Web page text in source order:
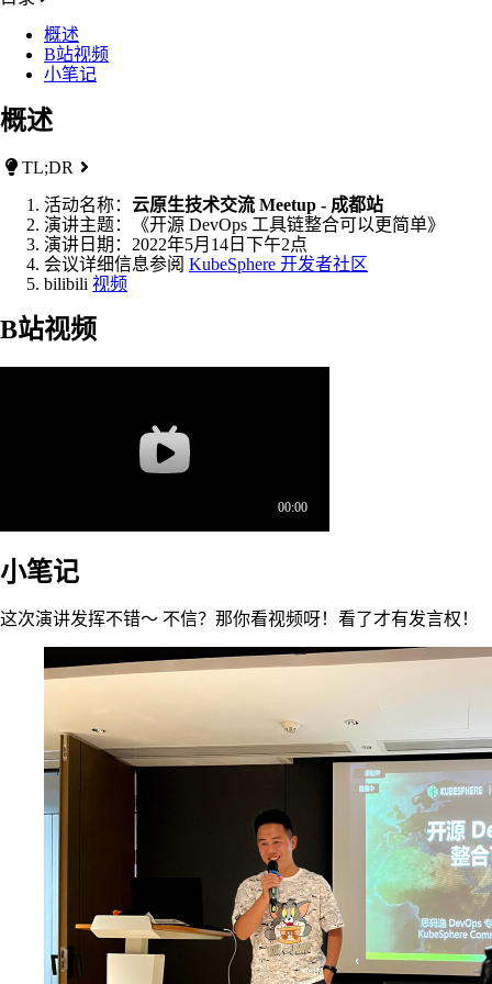
概述
B站视频
小笔记
概述
TL;DR
活动名称： 云原生技术交流 Meetup - 成都站
演讲主题：《开源 DevOps 工具链整合可以更简单》
演讲日期：2022年5月14日下午2点
会议详细信息参阅 KubeSphere 开发者社区
bilibili 视频
B站视频
小笔记
这次演讲发挥不错～ 不信？那你看视频呀！看了才有发言权！